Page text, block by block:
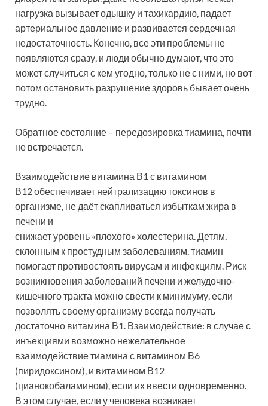
нагрузка вызывает одышку и тахикардию, падает
артериальное давление и развивается сердечная
недостаточность. Конечно, все эти проблемы не
появляются сразу, и люди обычно думают, что это
может случиться с кем угодно, только не с ними, но вот
потом остановить разрушение здоровь бывает очень
трудно.
Обратное состояние – передозировка тиамина, почти
не встречается.
Взаимодействие витамина В1 с витамином
В12 обеспечивает нейтрализацию токсинов в
организме, не даёт скапливаться избыткам жира в
печени и
снижает уровень «плохого» холестерина. Детям,
склонным к простудным заболеваниям, тиамин
помогает противостоять вирусам и инфекциям. Риск
возникновения заболеваний печени и желудочно-
кишечного тракта можно свести к минимуму, если
позволять своему организму всегда получать
достаточно витамина В1. Взаимодействие: в случае с
инъекциями возможно нежелательное
взаимодействие тиамина с витамином В6
(пиридоксином), и витамином В12
(цианокобаламином), если их ввести одновременно.
В этом случае, если у человека возникает